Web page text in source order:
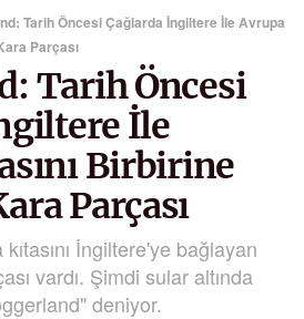
Tarih Öncesi Çağlarda İngiltere İle Avrupa
Parçası
Tarih Öncesi
İle
Birbirine
Parçası
İngiltere'ye bağlayan
vardı. Şimdi sular altında
deniyor.